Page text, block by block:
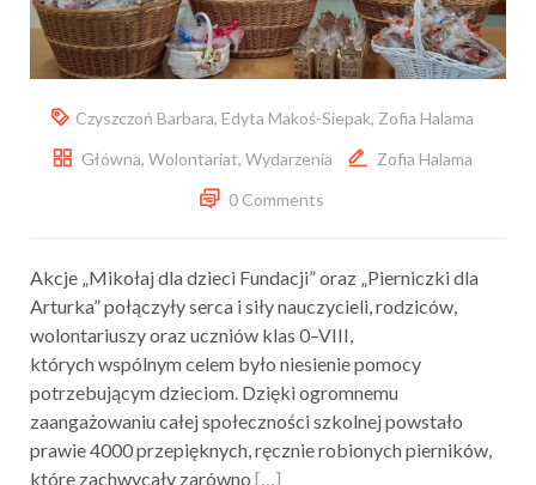
Czyszczoń Barbara, Edyta Makoś-Siepak, Zofia Halama
Główna, Wolontariat, Wydarzenia
Zofia Halama
0 Comments
Akcje „Mikołaj dla dzieci Fundacji” oraz „Pierniczki dla
Arturka” połączyły serca i siły nauczycieli, rodziców,
wolontariuszy oraz uczniów klas 0–VIII,
których wspólnym celem było niesienie pomocy
potrzebującym dzieciom. Dzięki ogromnemu
zaangażowaniu całej społeczności szkolnej powstało
prawie 4000 przepięknych, ręcznie robionych pierników,
które zachwycały zarówno […]